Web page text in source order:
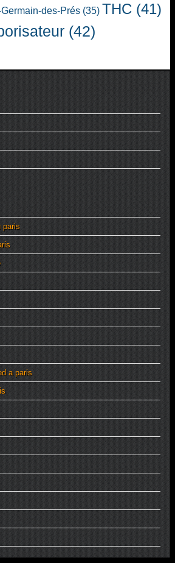
des-Prés (35) THC (41)
(42)
paris
a paris